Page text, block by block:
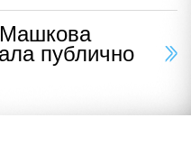
публично